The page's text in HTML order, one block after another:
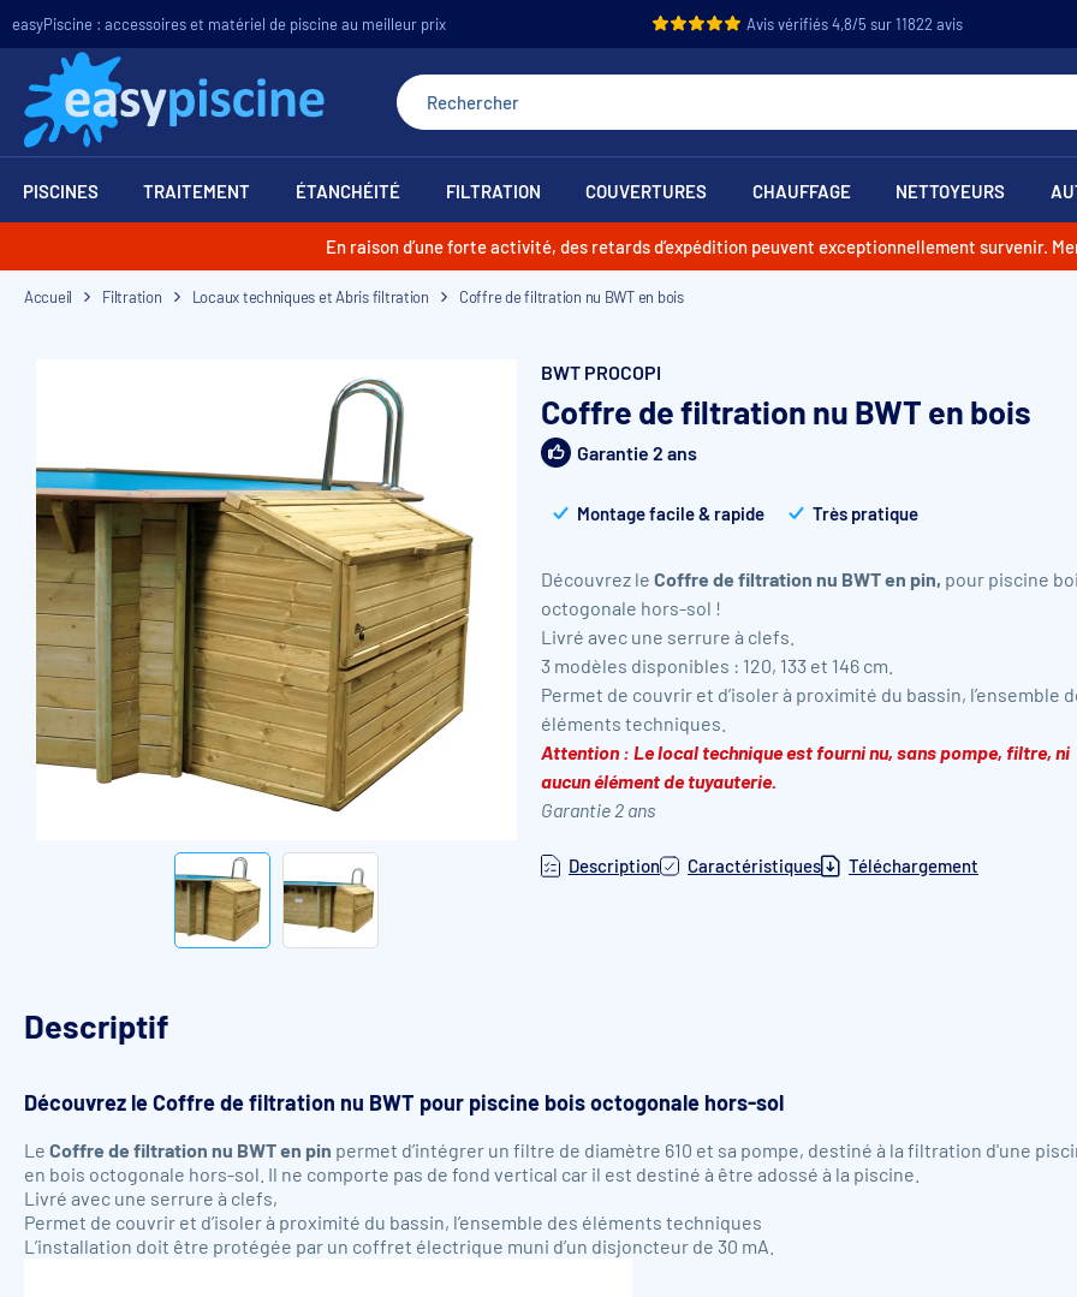
easyPiscine : accessoires et matériel de piscine au meilleur prix Avis vérifiés 4,8/5 sur 11822 avis
PISCINES TRAITEMENT ÉTANCHÉITÉ FILTRATION COUVERTURES CHAUFFAGE NETTOYEURS
En raison d’une forte activité, des retards d’expédition peuvent exceptionnellement survenir.
Accueil Filtration Locaux techniques et Abris filtration Coffre de filtration nu BWT en bois
BWT PROCOPI
Coffre de filtration nu BWT en bois
Garantie 2 ans
Montage facile & rapide Très pratique
Découvrez le Coffre de filtration nu BWT en pin, pour piscine
octogonale hors-sol !
Livré avec une serrure à clefs.
3 modèles disponibles : 120, 133 et 146 cm.
Permet de couvrir et d’isoler à proximité du bassin, l’ensemble
éléments techniques.
Attention : Le local technique est fourni nu, sans pompe, filtre, ni
aucun élément de tuyauterie.
Garantie 2 ans
Description Caractéristiques Téléchargement
Descriptif
Découvrez leCoffre de filtration nu BWT pour piscine bois octogonale hors-sol
Le Coffre de filtration nu BWT en pin permet d’intégrer un filtre de diamètre 610 et sa pompe, destiné à la filtration d'une
en bois octogonale hors-sol. Il ne comporte pas de fond vertical car il est destiné à être adossé à la piscine.
Livré avec une serrure à clefs,
Permet de couvrir et d’isoler à proximité du bassin, l’ensemble des éléments techniques
L’installation doit être protégée par un coffret électrique muni d’un disjoncteur de 30 mA.